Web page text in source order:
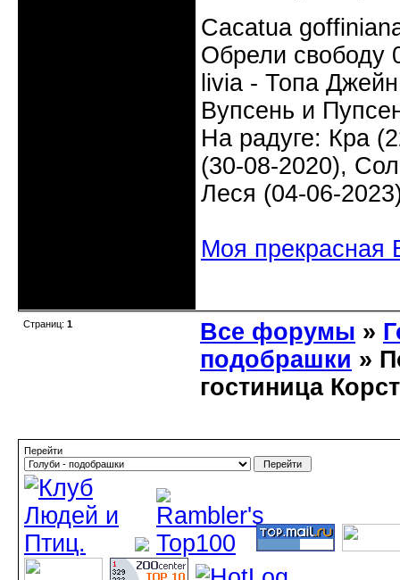
Cacatua
Обрели свободу
livia - Топа
Вупсень и
На радуге: Кра
(30-08-2020),
Леся (04-06-
Моя прекрасная
Страниц: 1 Все форумы »
подобрашки »
гостиница
Перейти